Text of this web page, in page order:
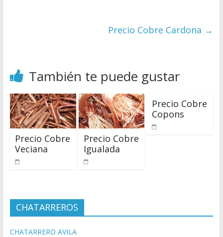
Precio Cobre Cardona →
También te puede gustar
Precio Cobre
Veciana
Precio Cobre
Igualada
Precio Cobre
Copons
CHATARREROS
CHATARRERO AVILA